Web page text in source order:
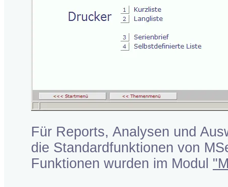
Für Reports, Analysen und
die Standardfunktionen von
Funktionen wurden im Modul